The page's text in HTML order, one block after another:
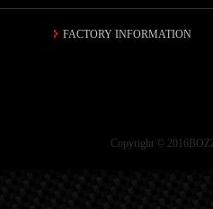
FACTORY INFORMATION
Copyright ©